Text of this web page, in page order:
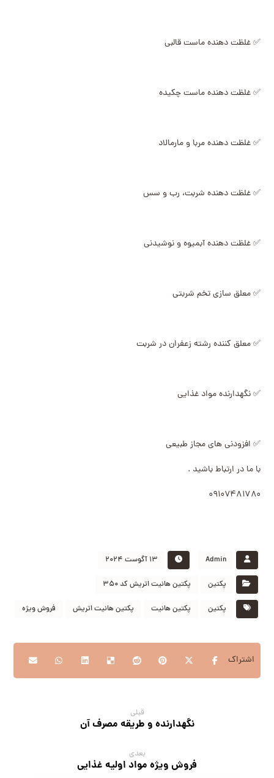
✅ غلظت دهنده ماست قالبی
✅ غلظت دهنده ماست چکیده
✅ غلظت دهنده مربا و مارمالاد
✅ غلظت دهنده شربت، رب و سس
✅ غلظت دهنده آبمیوه و نوشیدنی
✅ معلق سازی تخم شربتی
✅ معلق کننده رشته زعفران در شربت
✅ نگهدارنده مواد غذایی
✅ افزودنی های مجاز طبیعی
با ما در ارتباط باشید .
۰۹۱۰۷۴۸۱۷۸۰
Admin ۱۳ آگوست ۲۰۲۴
پکتین پکتین هانیت اتریش کد ۳۵۰
پکتین پکتین هانیت پکتین هانیت اتریش فروش ویژه
قبلی
نگهدارنده و طریقه مصرف آن
بعدی
فروش ویژه مواد اولیه غذایی